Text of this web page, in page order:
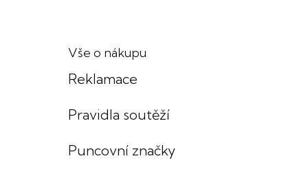
Vše o nákupu
Reklamace
Pravidla soutěží
Puncovní značky